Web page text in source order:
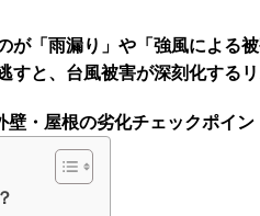
「雨漏り」や「強風による被
すと、台風被害が深刻化する
・屋根の劣化チェックポイン